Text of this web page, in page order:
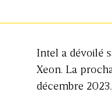
Intel a dévoilé
Xeon. La
décembre 2023.